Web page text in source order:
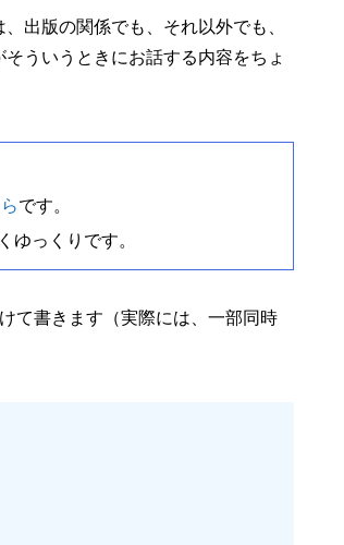
出版の関係でも、それ以外でも、
ういうときにお話する内容をちょ
です。
ゆっくりです。
て書きます（実際には、一部同時